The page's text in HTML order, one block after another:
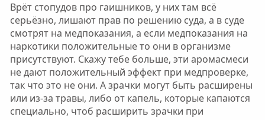
Врёт стопудов про гаишников, у них там всё
серьёзно, лишают прав по решению суда, а в суде
смотрят на медпоказания, а если медпоказания на
наркотики положительные то они в организме
присутствуют. Скажу тебе больше, эти аромасмеси
не дают положительный эффект при медпроверке,
так что это не они. А зрачки могут быть расширены
или из-за травы, либо от капель, которые капаются
специально, чтоб расширить зрачки при